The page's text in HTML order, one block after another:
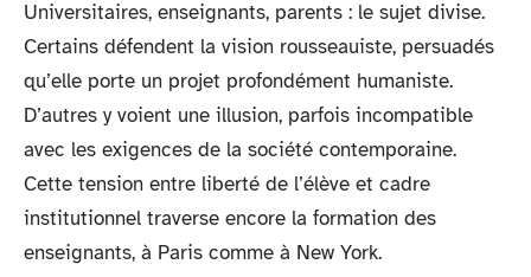
Universitaires, enseignants, parents : le sujet divise.
Certains défendent la vision rousseauiste, persuadés
qu’elle porte un projet profondément humaniste.
D’autres y voient une illusion, parfois incompatible
avec les exigences de la société contemporaine.
Cette tension entre liberté de l’élève et cadre
institutionnel traverse encore la formation des
enseignants, à Paris comme à New York.